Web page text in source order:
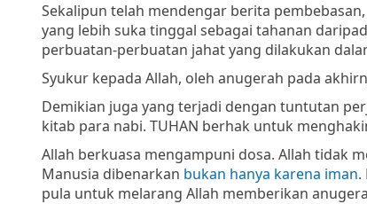
Sekalipun telah mendengar berita
yang lebih suka tinggal sebagai tahanan
perbuatan-perbuatan jahat yang dilakukan
Syukur kepada Allah, oleh anugerah pada
Demikian juga yang terjadi dengan tuntutan
kitab para nabi. TUHAN berhak untuk
Allah berkuasa mengampuni dosa. Allah tidak
Manusia dibenarkan bukan hanya karena iman.
pula untuk melarang Allah memberikan